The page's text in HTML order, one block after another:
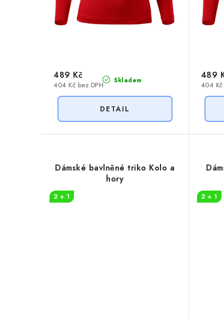
Skladem
404 Kč bez DPH
489 Kč
404 Kč
489
Dámské bavlněné triko Kolo a
hory
2 + 1 2 + 1